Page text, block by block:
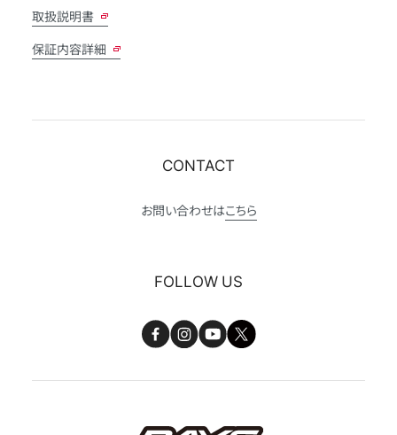
取扱説明書
保証内容詳細
CONTACT
お問い合わせはこちら
FOLLOW US